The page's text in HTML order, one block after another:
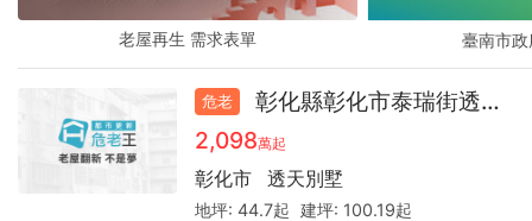
老屋再生 需求表單 臺南市
危老
彰化縣彰化市泰瑞街透天44.2
2,098萬起
彰化市 透天別墅
地坪:44.7起 建坪: 100.19起